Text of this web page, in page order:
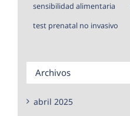
sensibilidad alimentaria
test prenatal no invasivo
Archivos
abril 2025